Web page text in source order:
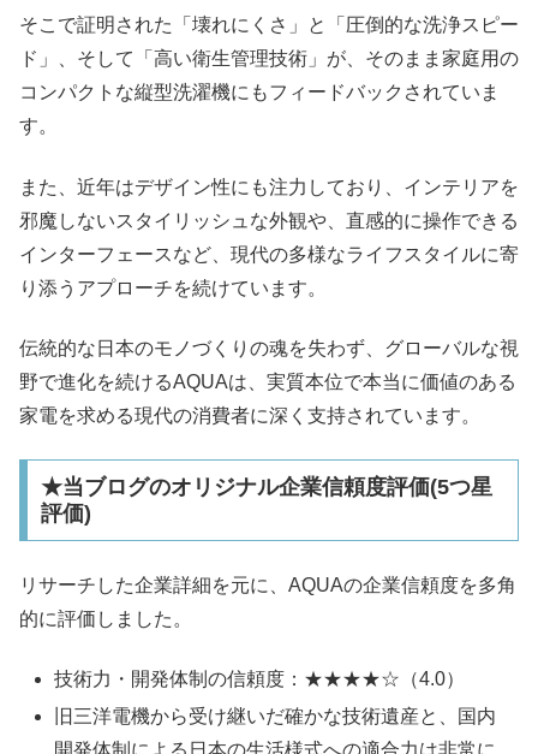
そこで証明された「壊れにくさ」と「圧倒的な洗浄スピー
ド」、そして「高い衛生管理技術」が、そのまま家庭用の
コンパクトな縦型洗濯機にもフィードバックされていま
す。
また、近年はデザイン性にも注力しており、インテリアを
邪魔しないスタイリッシュな外観や、直感的に操作できる
インターフェースなど、現代の多様なライフスタイルに寄
り添うアプローチを続けています。
伝統的な日本のモノづくりの魂を失わず、グローバルな視
野で進化を続けるAQUAは、実質本位で本当に価値のある
家電を求める現代の消費者に深く支持されています。
★当ブログのオリジナル企業信頼度評価(5つ星
評価)
リサーチした企業詳細を元に、AQUAの企業信頼度を多角
的に評価しました。
技術力・開発体制の信頼度：★★★★☆（4.0）
旧三洋電機から受け継いだ確かな技術遺産と、国内